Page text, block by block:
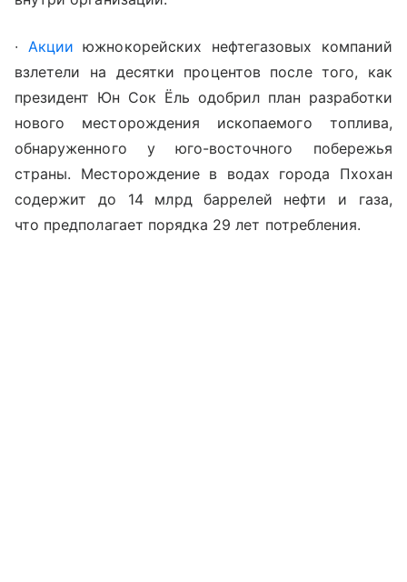
∙ Акции южнокорейских нефтегазовых компаний
взлетели на десятки процентов после того, как
президент Юн Сок Ёль одобрил план разработки
нового месторождения ископаемого топлива,
обнаруженного у юго-восточного побережья
страны. Месторождение в водах города Пхохан
содержит до 14 млрд баррелей нефти и газа,
что предполагает порядка 29 лет потребления.